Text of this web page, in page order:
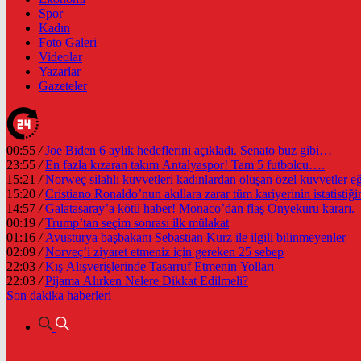
Spor
Kadın
Foto Galeri
Videolar
Yazarlar
Gazeteler
00:55 / Joe Biden 6 aylık hedeflerini açıkladı. Senato buz gibi…
23:55 / En fazla kızaran takım Antalyaspor! Tam 5 futbolcu….
15:21 / Norweç silahlı kuvvetleri kadınlardan oluşan özel kuvvetler
15:20 / Cristiano Ronaldo’nun akıllara zarar tüm kariyerinin
14:57 / Galatasaray’a kötü haber! Monaco’dan flaş Onyekuru kararı.
00:19 / Trump’tan seçim sonrası ilk mülakat
01:16 / Avusturya başbakanı Sebastian Kurz ile ilgili bilinmeyenler
02:09 / Norveç’i ziyaret etmeniz için gereken 25 sebep
22:03 / Kış Alışverişlerinde Tasarruf Etmenin Yolları
22:03 / Pijama Alırken Nelere Dikkat Edilmeli?
Son dakika haberleri